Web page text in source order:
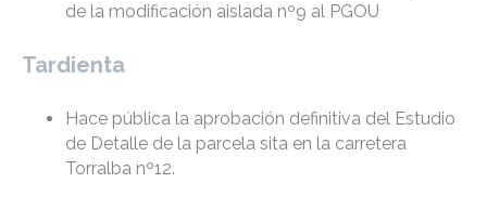
de la modificación aislada nº9 al PGOU
Tardienta
Hace pública la aprobación definitiva del Estudio
de Detalle de la parcela sita en la carretera
Torralba nº12.